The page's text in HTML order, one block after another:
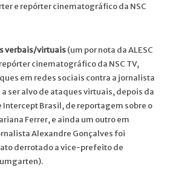
e repórter cinematográfico da NSC
verbais/virtuais(um por nota da ALESC
cinematográfico da NSC TV,
em redes sociais contra a jornalista
ser alvo de ataques virtuais, depois da
Intercept Brasil, de reportagem sobre o
Ferrer, e ainda um outro em
Alexandre Gonçalves foi
derrotado a vice-prefeito de